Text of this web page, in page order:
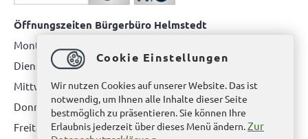
Öffnungszeiten Bürgerbüro Helmstedt
Montag: 08.00 bis 12.00 Uhr
Dienstag: 08.00 bis 12.00 Uhr & 15.00 Uhr bis 17.00 Uhr
Mittwoch: nur nach Terminvereinbarung
Donnerstag: 08.00 bis 12.00 Uhr & 14.00 Uhr bis 16.00 Uhr
Freitag: nur nach Terminvereinbarung
Cookie Einstellungen
Wir nutzen Cookies auf unserer Website. Das ist
notwendig, um Ihnen alle Inhalte dieser Seite
bestmöglich zu präsentieren. Sie können Ihre
Erlaubnis jederzeit über dieses Menü ändern.Zur